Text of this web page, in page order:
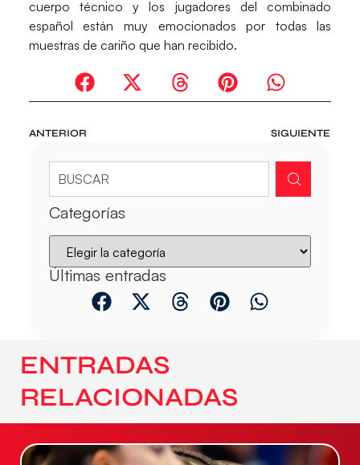
cuerpo técnico y los jugadores del combinado
español están muy emocionados por todas las
muestras de cariño que han recibido.
ANTERIOR SIGUIENTE
Categorías
Últimas entradas
ENTRADAS
RELACIONADAS